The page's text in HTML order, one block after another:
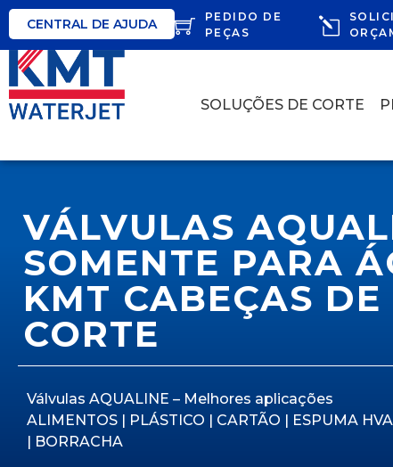
CENTRAL DE AJUDA
PEDIDO DE
PEÇAS
SOLUÇÕES DE CORTE
VÁLVULAS
SOMENTE PARA
KMT CABEÇAS DE
CORTE
Válvulas AQUALINE – Melhores aplicações
ALIMENTOS | PLÁSTICO | CARTÃO | ESPUMA
| BORRACHA